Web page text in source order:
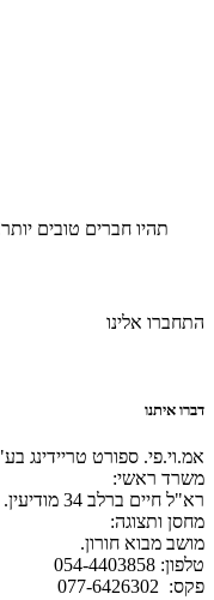
תהיו חברים טובים
התחברו אלינו
דברו איתנו
אמ.וי.פי. ספורט טריידינג
:משרד ראשי
רא"ל חיים ברלב 34 מודיעין. 7173867
:מחסן ותצוגה
.מושב מבוא חורון
054-4403858 :טלפון
077-6426302 :פקס